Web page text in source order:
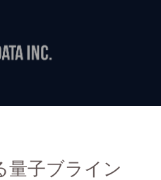
量子ブライン